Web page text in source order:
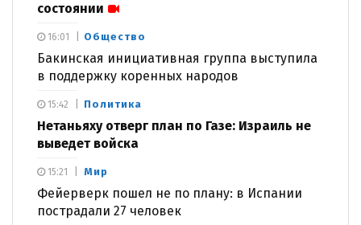
состоянии
Общество
Бакинская инициативная группа выступила
в поддержку коренных народов
16:01
Политика
Нетаньяху отверг план по Газе: Израиль не
выведет войска
15:42
Мир
Фейерверк пошел не по плану: в Испании
пострадали 27 человек
15:21